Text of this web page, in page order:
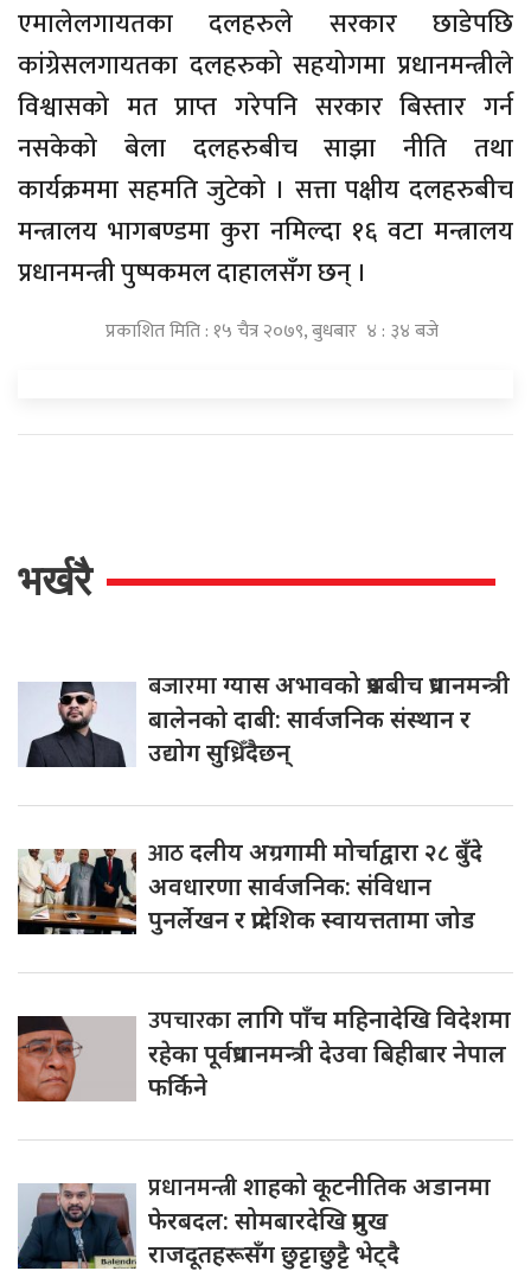
एमालेलगायतका दलहरुले सरकार छाडेपछि
कांग्रेसलगायतका दलहरुको सहयोगमा प्रधानमन्त्रीले
विश्वासको मत प्राप्त गरेपनि सरकार बिस्तार गर्न
नसकेको बेला दलहरुबीच साझा नीति तथा
कार्यक्रममा सहमति जुटेको । सत्ता पक्षीय दलहरुबीच
मन्त्रालय भागबण्डमा कुरा नमिल्दा १६ वटा मन्त्रालय
प्रधानमन्त्री पुष्पकमल दाहालसँग छन् ।
प्रकाशित मिति : १५ चैत्र २०७९, बुधबार ४ : ३४ बजे
भर्खरै
बजारमाग्यास अभावको प्रश्नबीच प्रधानमन्त्री
बालेनको दाबी: सार्वजनिक संस्थान र
उद्योग सुध्रिँदैछन्
आठदलीय अग्रगामी मोर्चाद्वारा २८ बुँदे
अवधारणा सार्वजनिक: संविधान
पुनर्लेखन र प्रादेशिक स्वायत्ततामा जोड
उपचारकालागि पाँच महिनादेखि विदेशमा
रहेका पूर्वप्रधानमन्त्री देउवा बिहीबार नेपाल
फर्किने
प्रधानमन्त्रीशाहको कूटनीतिक अडानमा
फेरबदल: सोमबारदेखि प्रमुख
राजदूतहरूसँग छुट्टाछुट्टै भेट्दै